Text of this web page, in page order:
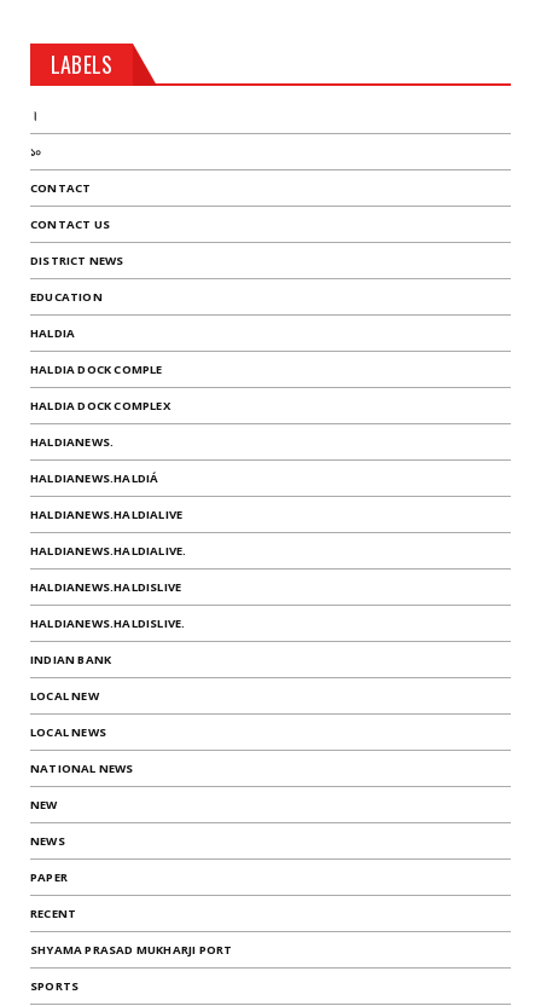
LABELS
।
১০
CONTACT
CONTACT US
DISTRICT NEWS
EDUCATION
HALDIA
HALDIA DOCK COMPLE
HALDIA DOCK COMPLEX
HALDIANEWS.
HALDIANEWS.HALDIÁ
HALDIANEWS.HALDIALIVE
HALDIANEWS.HALDIALIVE.
HALDIANEWS.HALDISLIVE
HALDIANEWS.HALDISLIVE.
INDIAN BANK
LOCAL NEW
LOCAL NEWS
NATIONAL NEWS
NEW
NEWS
PAPER
RECENT
SHYAMA PRASAD MUKHARJI PORT
SPORTS